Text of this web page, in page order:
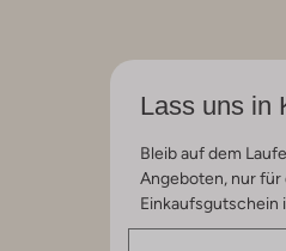
Lass uns in
Bleib auf dem
Angeboten, nur
Einkaufsgutschein